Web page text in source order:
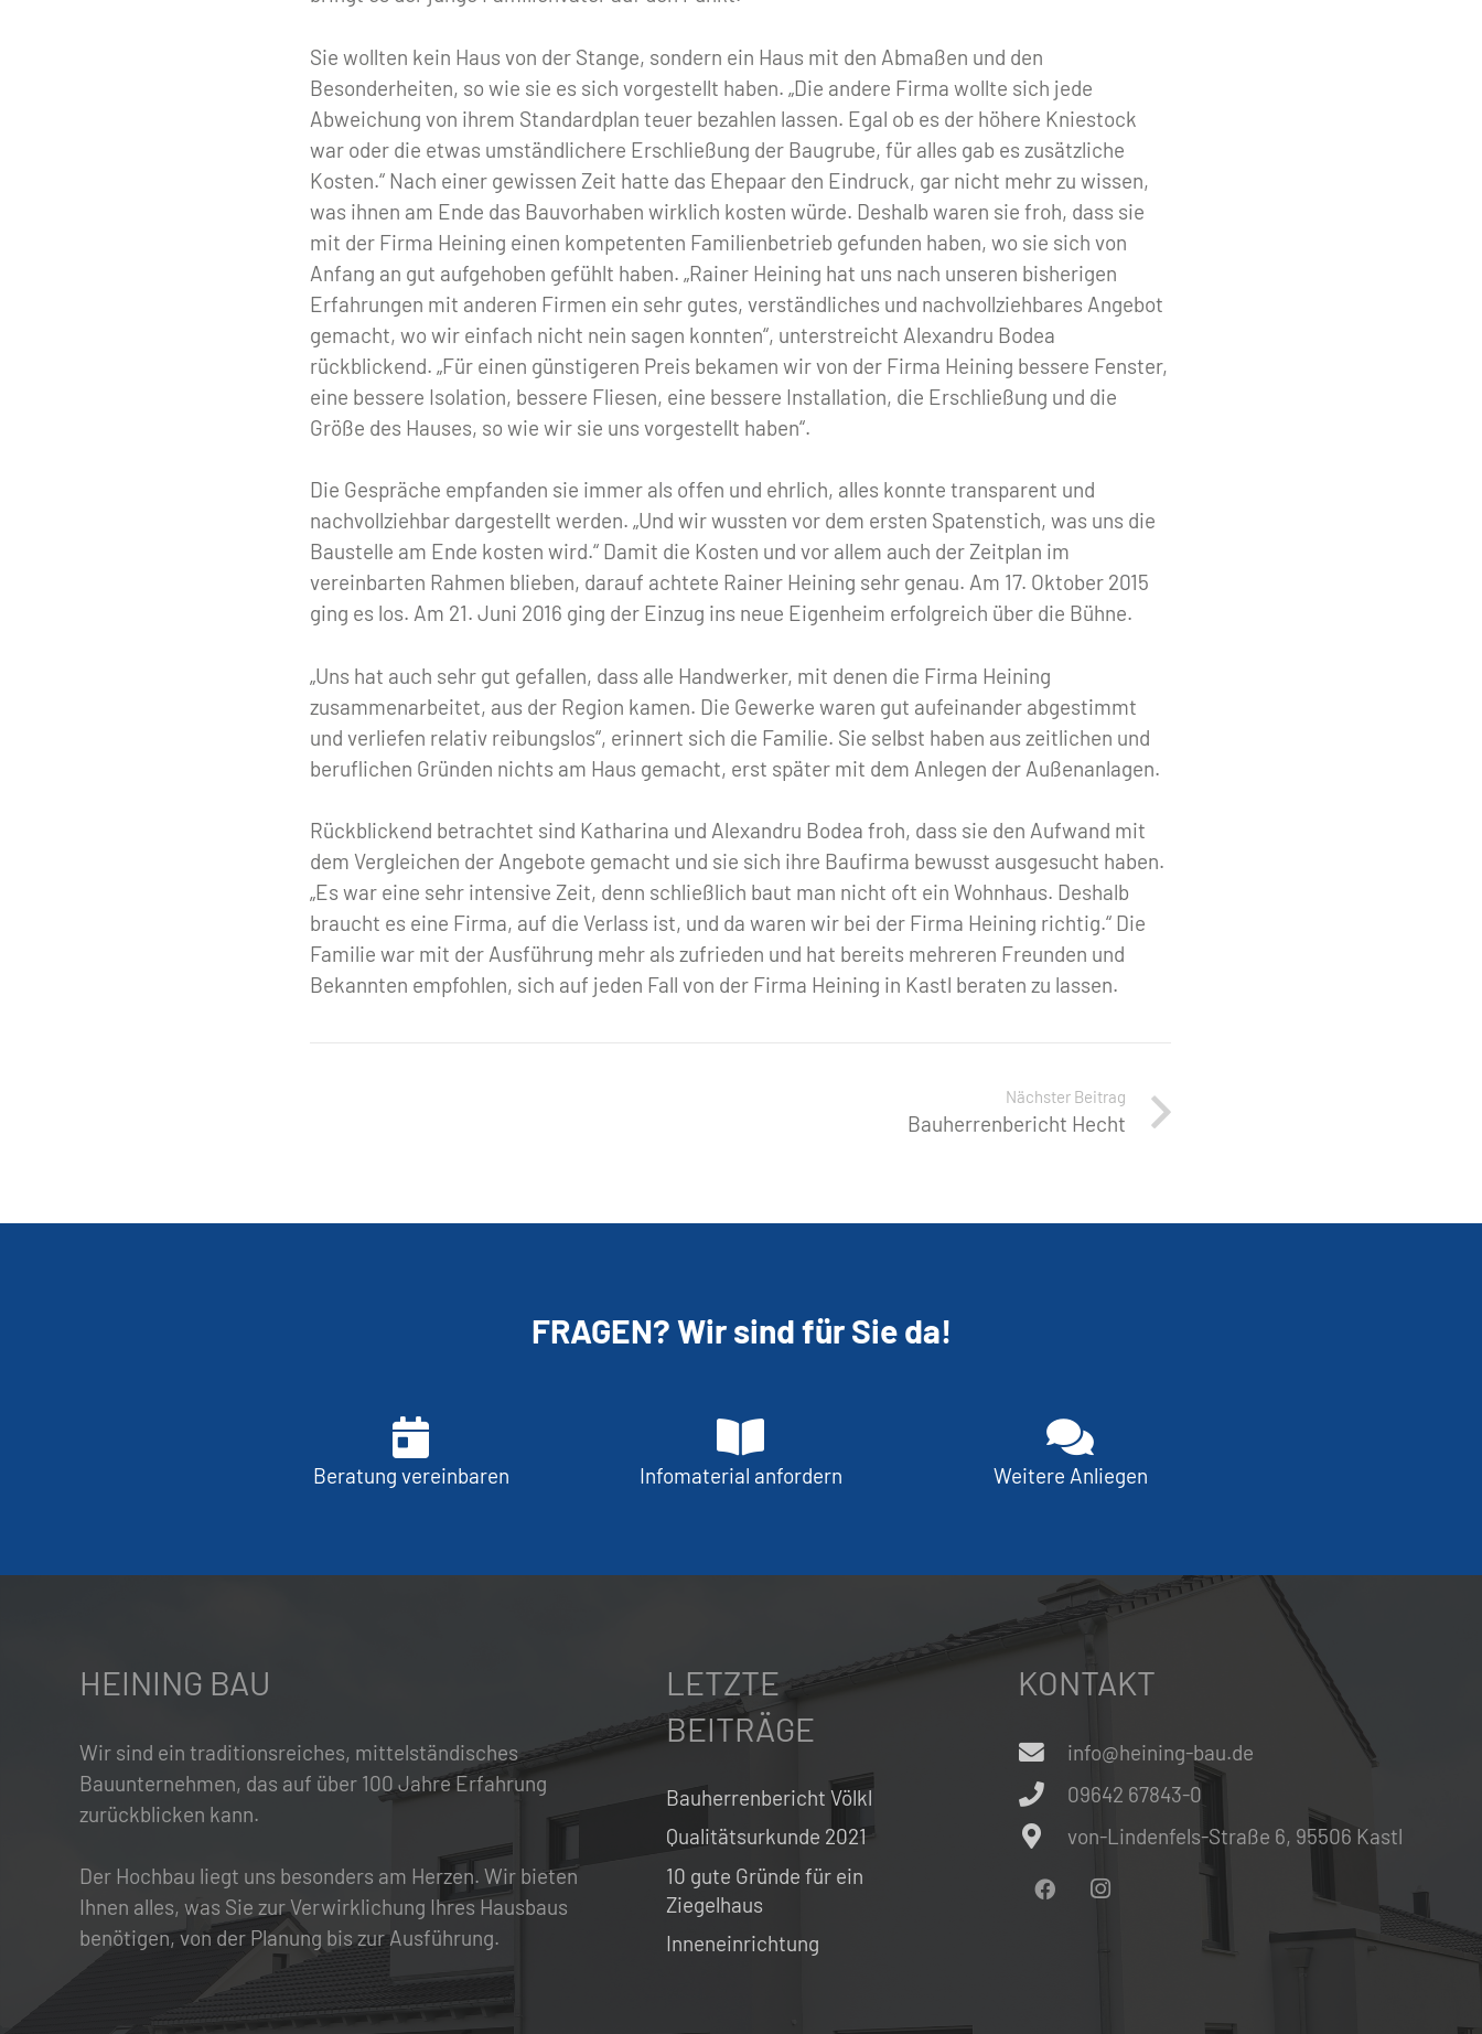
Sie wollten kein Haus von der Stange, sondern ein Haus mit den Abmaßen und den
Besonderheiten, so wie sie es sich vorgestellt haben. „Die andere Firma wollte sich jede
Abweichung von ihrem Standardplan teuer bezahlen lassen. Egal ob es der höhere Kniestock
war oder die etwas umständlichere Erschließung der Baugrube, für alles gab es zusätzliche
Kosten.“ Nach einer gewissen Zeit hatte das Ehepaar den Eindruck, gar nicht mehr zu wissen,
was ihnen am Ende das Bauvorhaben wirklich kosten würde. Deshalb waren sie froh, dass sie
mit der Firma Heining einen kompetenten Familienbetrieb gefunden haben, wo sie sich von
Anfang an gut aufgehoben gefühlt haben. „Rainer Heining hat uns nach unseren bisherigen
Erfahrungen mit anderen Firmen ein sehr gutes, verständliches und nachvollziehbares Angebot
gemacht, wo wir einfach nicht nein sagen konnten“, unterstreicht Alexandru Bodea
rückblickend. „Für einen günstigeren Preis bekamen wir von der Firma Heining bessere Fenster,
eine bessere Isolation, bessere Fliesen, eine bessere Installation, die Erschließung und die
Größe des Hauses, so wie wir sie uns vorgestellt haben“.
Die Gespräche empfanden sie immer als offen und ehrlich, alles konnte transparent und
nachvollziehbar dargestellt werden. „Und wir wussten vor dem ersten Spatenstich, was uns die
Baustelle am Ende kosten wird.“ Damit die Kosten und vor allem auch der Zeitplan im
vereinbarten Rahmen blieben, darauf achtete Rainer Heining sehr genau. Am 17. Oktober 2015
ging es los. Am 21. Juni 2016 ging der Einzug ins neue Eigenheim erfolgreich über die Bühne.
„Uns hat auch sehr gut gefallen, dass alle Handwerker, mit denen die Firma Heining
zusammenarbeitet, aus der Region kamen. Die Gewerke waren gut aufeinander abgestimmt
und verliefen relativ reibungslos“, erinnert sich die Familie. Sie selbst haben aus zeitlichen und
beruflichen Gründen nichts am Haus gemacht, erst später mit dem Anlegen der Außenanlagen.
Rückblickend betrachtet sind Katharina und Alexandru Bodea froh, dass sie den Aufwand mit
dem Vergleichen der Angebote gemacht und sie sich ihre Baufirma bewusst ausgesucht haben.
„Es war eine sehr intensive Zeit, denn schließlich baut man nicht oft ein Wohnhaus. Deshalb
braucht es eine Firma, auf die Verlass ist, und da waren wir bei der Firma Heining richtig.“ Die
Familie war mit der Ausführung mehr als zufrieden und hat bereits mehreren Freunden und
Bekannten empfohlen, sich auf jeden Fall von der Firma Heining in Kastl beraten zu lassen.
Nächster Beitrag
Bauherrenbericht Hecht
FRAGEN? Wir sind für Sie da!
Beratung vereinbaren Infomaterial anfordern Weitere Anliegen
HEINING BAU
Wir sind ein traditionsreiches, mittelständisches
Bauunternehmen, das auf über 100 Jahre Erfahrung
zurückblicken kann.
Der Hochbau liegt uns besonders am Herzen. Wir bieten
Ihnen alles, was Sie zur Verwirklichung Ihres Hausbaus
benötigen, von der Planung bis zur Ausführung.
LETZTE
BEITRÄGE
Bauherrenbericht Völkl
Qualitätsurkunde 2021
10 gute Gründe für ein
Ziegelhaus
Inneneinrichtung
KONTAKT
info@heining-bau.de
09642 67843-0
von-Lindenfels-Straße 6, 95506 Kastl